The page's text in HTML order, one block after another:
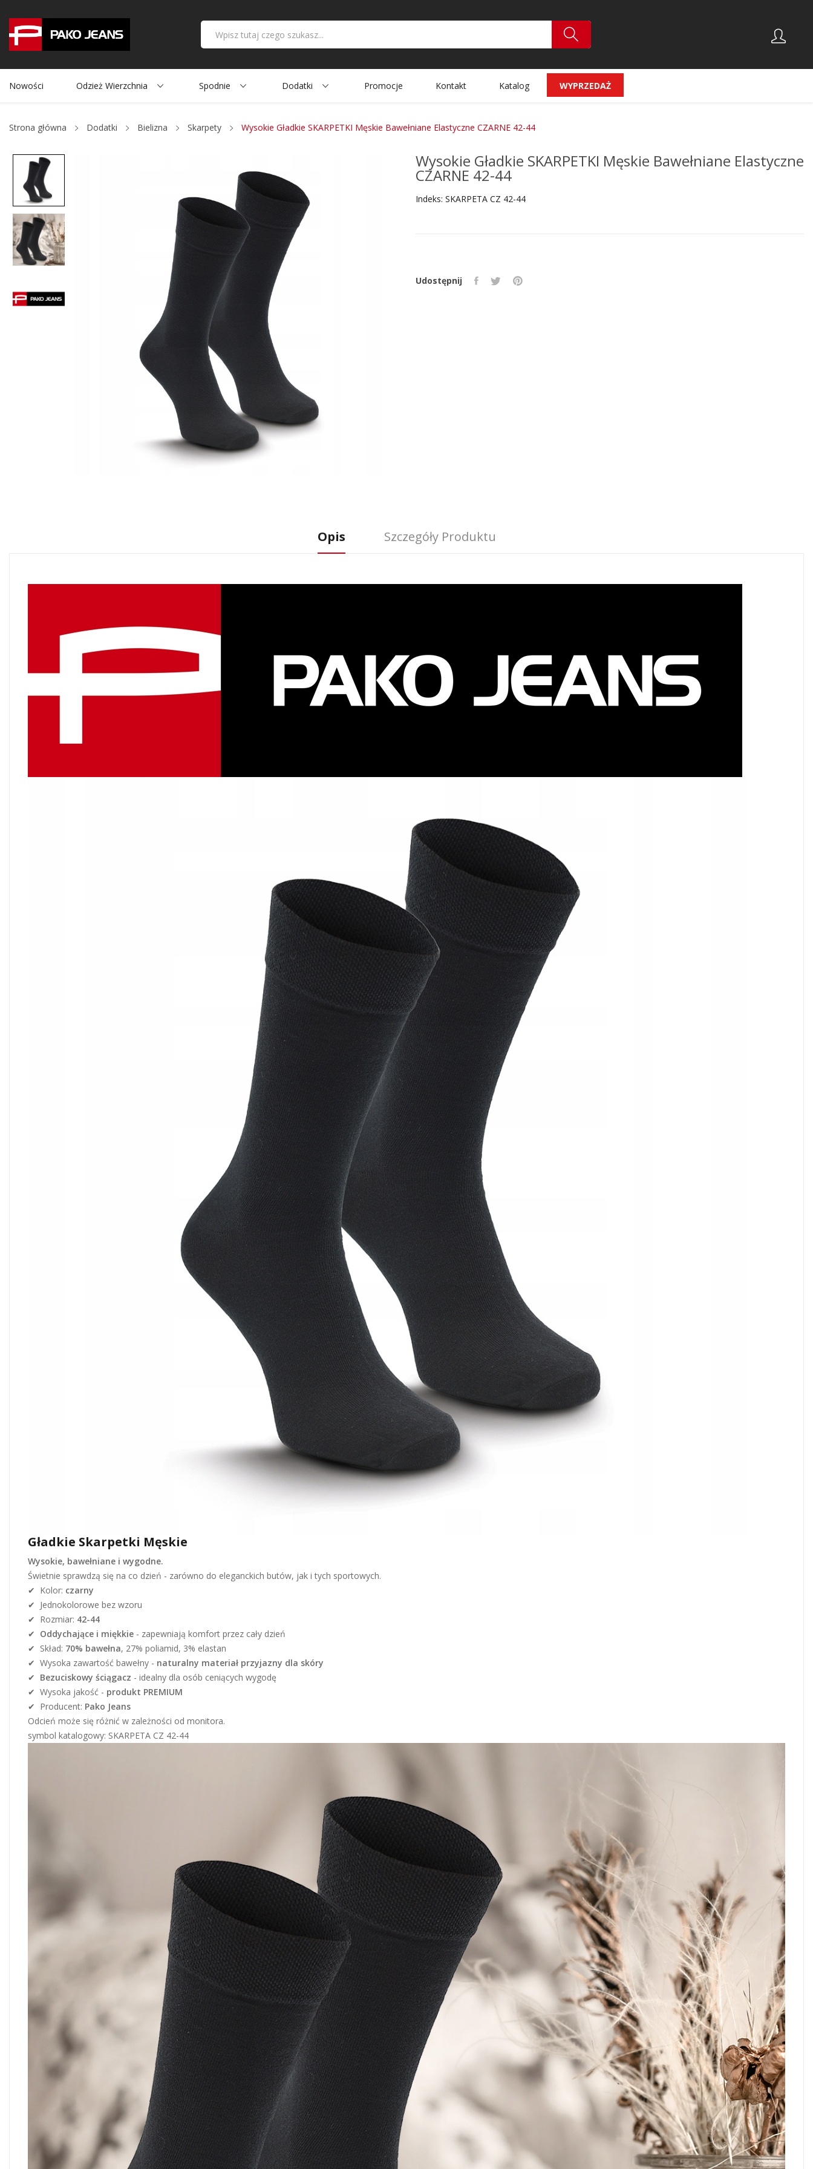
Nowości Odzież Wierzchnia Spodnie Dodatki Promocje Kontakt Katalog WYPRZEDAŻ
Strona główna Dodatki Bielizna Skarpety Wysokie Gładkie SKARPETKI Męskie Bawełniane Elastyczne CZARNE 42-44
Wysokie Gładkie SKARPETKI Męskie Bawełniane Elastyczne
CZARNE 42-44
Indeks: SKARPETA CZ 42-44
Udostępnij
Opis Szczegóły Produktu
Gładkie Skarpetki Męskie
Wysokie, bawełniane i wygodne.
Świetnie sprawdzą się na co dzień - zarówno do eleganckich butów, jak i tych sportowych.
✔ Kolor: czarny
✔ Jednokolorowe bez wzoru
✔ Rozmiar: 42-44
✔ Oddychające i miękkie - zapewniają komfort przez cały dzień
✔ Skład: 70% bawełna, 27% poliamid, 3% elastan
✔ Wysoka zawartość bawełny - naturalny materiał przyjazny dla skóry
✔ Bezuciskowy ściągacz - idealny dla osób ceniących wygodę
✔ Wysoka jakość - produkt PREMIUM
✔ Producent: Pako Jeans
Odcień może się różnić w zależności od monitora.
symbol katalogowy: SKARPETA CZ 42-44